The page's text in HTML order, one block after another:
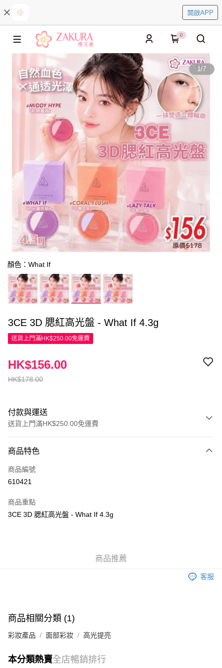
開啟APP
0
1/7
顏色：What If
3CE 3D 腮紅高光盤 - What If 4.3g
送貨上門滿HK$250.00免運費
HK$178.00
HK$156.00
付款與運送
送貨上門滿HK$250.00免運費
信用卡
Apple Pay
WeChat Pay
JD京東物流，訂單確認發貨後2-4個工作天送達
商品特色
商品編號
610421
商品重點
3CE 3D 腮紅高光盤 - What If 4.3g
商品推薦
客服
商品相關分類 (1)
彩妝產品 面部彩妝 高光提亮
本分類熱賣全店暢銷排行